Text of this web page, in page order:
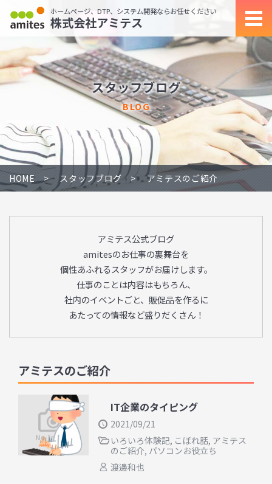
ホームページ、DTP、システム開発ならお任せください
株式会社アミテス
スタッフブログ
BLOG
HOME スタッフブログ アミテスのご紹介
アミテス公式ブログ
amitesのお仕事の裏舞台を
個性あふれるスタッフがお届けします。
仕事のことは内容はもちろん、
社内のイベントごと、販促品を作るに
あたっての情報など盛りだくさん！
アミテスのご紹介
IT企業のタイピング
2021/09/21
いろいろ体験記, こぼれ話, アミテス
のご紹介, パソコンお役立ち
渡邊和也